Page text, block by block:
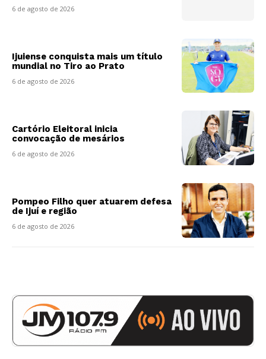
6 de agosto de 2026
Ijuiense conquista mais um título
mundial no Tiro ao Prato
6 de agosto de 2026
Cartório Eleitoral inicia
convocação de mesários
6 de agosto de 2026
Pompeo Filho quer atuarem defesa
de Ijuí e região
6 de agosto de 2026